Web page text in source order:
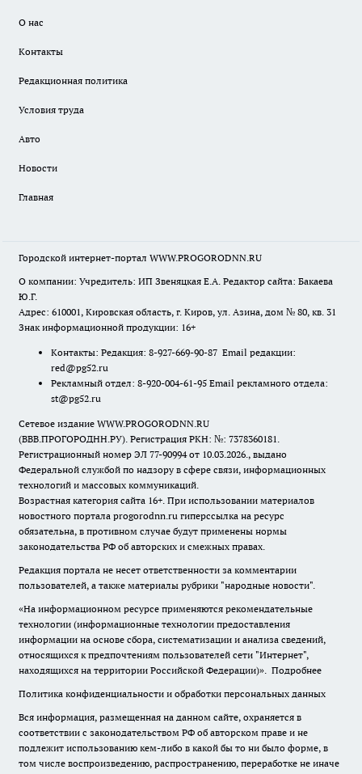
О нас
Контакты
Редакционная политика
Условия труда
Авто
Новости
Главная
Городской интернет-портал WWW.PROGORODNN.RU
О компании: Учредитель: ИП Звеняцкая Е.А. Редактор сайта: Бакаева
Ю.Г.
Адрес: 610001, Кировская область, г. Киров, ул. Азина, дом № 80, кв. 31
Знак информационной продукции: 16+
Контакты: Редакция: 8-927-669-90-87 Email редакции:
red@pg52.ru
Рекламный отдел: 8-920-004-61-95 Email рекламного отдела:
st@pg52.ru
Сетевое издание WWW.PROGORODNN.RU
(ВВВ.ПРОГОРОДНН.РУ). Регистрация РКН: №: 7378360181.
Регистрационный номер ЭЛ 77-90994 от 10.03.2026., выдано
Федеральной службой по надзору в сфере связи, информационных
технологий и массовых коммуникаций.
Возрастная категория сайта 16+. При использовании материалов
новостного портала progorodnn.ru гиперссылка на ресурс
обязательна, в противном случае будут применены нормы
законодательства РФ об авторских и смежных правах.
Редакция портала не несет ответственности за комментарии
пользователей, а также материалы рубрики "народные новости".
«На информационном ресурсе применяются рекомендательные
технологии (информационные технологии предоставления
информации на основе сбора, систематизации и анализа сведений,
относящихся к предпочтениям пользователей сети "Интернет",
находящихся на территории Российской Федерации)». Подробнее
Политика конфиденциальности и обработки персональных данных
Вся информация, размещенная на данном сайте, охраняется в
соответствии с законодательством РФ об авторском праве и не
подлежит использованию кем-либо в какой бы то ни было форме, в
том числе воспроизведению, распространению, переработке не иначе